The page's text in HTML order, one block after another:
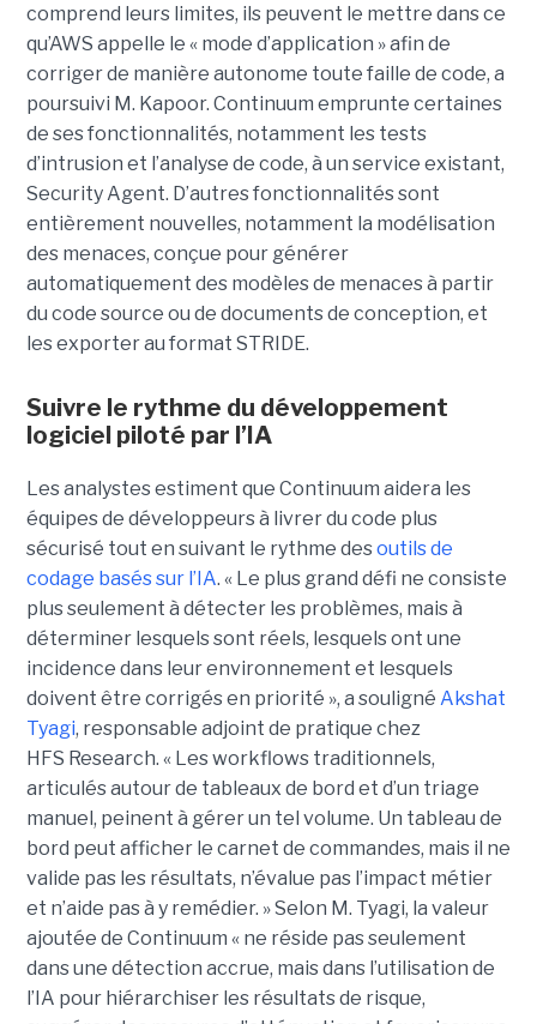
comprend leurs limites, ils peuvent le mettre dans ce
qu’AWS appelle le « mode d’application » afin de
corriger de manière autonome toute faille de code, a
poursuivi M. Kapoor. Continuum emprunte certaines
de ses fonctionnalités, notamment les tests
d’intrusion et l’analyse de code, à un service existant,
Security Agent. D’autres fonctionnalités sont
entièrement nouvelles, notamment la modélisation
des menaces, conçue pour générer
automatiquement des modèles de menaces à partir
du code source ou de documents de conception, et
les exporter au format STRIDE.
Suivre le rythme du développement
logiciel piloté par l’IA
Les analystes estiment que Continuum aidera les
équipes de développeurs à livrer du code plus
sécurisé tout en suivant le rythme desoutils de
codage basés sur l’IA. « Le plus grand défi ne consiste
plus seulement à détecter les problèmes, mais à
déterminer lesquels sont réels, lesquels ont une
incidence dans leur environnement et lesquels
doivent être corrigés en priorité », a souligné Akshat
Tyagi, responsable adjoint de pratique chez
HFS Research. « Les workflows traditionnels,
articulés autour de tableaux de bord et d’un triage
manuel, peinent à gérer un tel volume. Un tableau de
bord peut afficher le carnet de commandes, mais il ne
valide pas les résultats, n’évalue pas l’impact métier
et n’aide pas à y remédier. »Selon M. Tyagi, la valeur
ajoutée de Continuum « ne réside pas seulement
dans une détection accrue, mais dans l’utilisation de
l’IA pour hiérarchiser les résultats de risque,